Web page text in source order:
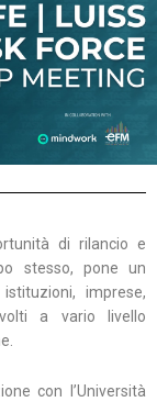
di rilancio e
stesso, pone un
imprese,
a vario livello
con l’Università